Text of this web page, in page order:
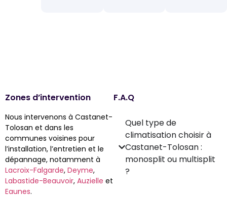
Zones d’intervention
Nous intervenons à Castanet-
Tolosan et dans les
communes voisines pour
l’installation, l’entretien et le
dépannage, notamment à
Lacroix-Falgarde, Deyme,
Labastide-Beauvoir, Auzielle et
Eaunes.
F.A.Q
Quel type de
climatisation choisir à
Castanet-Tolosan :
monosplit ou multisplit
?